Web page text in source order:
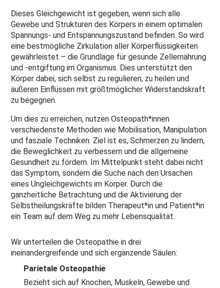
Dieses Gleichgewicht ist gegeben, wenn sich alle
Gewebe und Strukturen des Körpers in einem optimalen
Spannungs- und Entspannungszustand befinden. So wird
eine bestmögliche Zirkulation aller Körperflüssigkeiten
gewährleistet – die Grundlage für gesunde Zellernährung
und -entgiftung im Organismus. Dies unterstützt den
Körper dabei, sich selbst zu regulieren, zu heilen und
äußeren Einflüssen mit größtmöglicher Widerstandskraft
zu begegnen.
Um dies zu erreichen, nutzen Osteopath*innen
verschiedenste Methoden wie Mobilisation, Manipulation
und fasziale Techniken. Ziel ist es, Schmerzen zu lindern,
die Beweglichkeit zu verbessern und die allgemeine
Gesundheit zu fördern. Im Mittelpunkt steht dabei nicht
das Symptom, sondern die Suche nach den Ursachen
eines Ungleichgewichts im Körper. Durch die
ganzheitliche Betrachtung und die Aktivierung der
Selbstheilungskräfte bilden Therapeut*in und Patient*in
ein Team auf dem Weg zu mehr Lebensqualität.
Wir unterteilen die Osteopathie in drei
ineinandergreifende und sich ergänzende Säulen:
Parietale Osteopathie
Bezieht sich auf Knochen, Muskeln, Gewebe und